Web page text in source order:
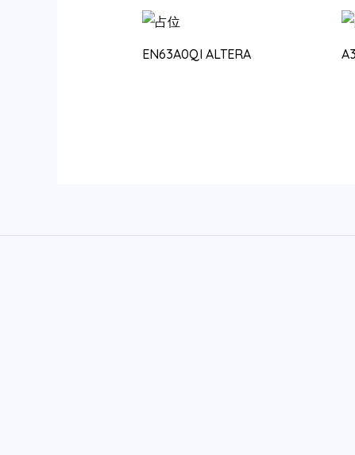
EN63A0QI ALTERA